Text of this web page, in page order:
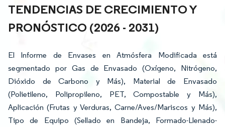
TENDENCIAS DE CRECIMIENTO Y
PRONÓSTICO (2026 - 2031)
El Informe de Envases en Atmósfera Modificada está
segmentado por Gas de Envasado (Oxígeno, Nitrógeno,
Dióxido de Carbono y Más), Material de Envasado
(Polietileno, Polipropileno, PET, Compostable y Más),
Aplicación (Frutas y Verduras, Carne/Aves/Mariscos y Más),
Tipo de Equipo (Sellado en Bandeja, Formado-Llenado-